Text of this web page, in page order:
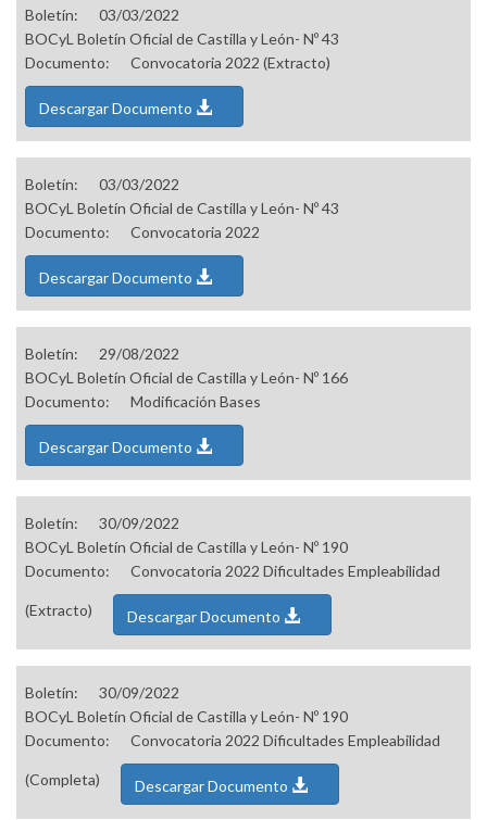
Boletín:
03/03/2022
BOCyL Boletín Oficial de Castilla y León- Nº 43
Documento:
Convocatoria 2022 (Extracto)
Descargar Documento
Boletín:
03/03/2022
BOCyL Boletín Oficial de Castilla y León- Nº 43
Documento:
Convocatoria 2022
Descargar Documento
Boletín:
29/08/2022
BOCyL Boletín Oficial de Castilla y León- Nº 166
Documento:
Modificación Bases
Descargar Documento
Boletín:
30/09/2022
BOCyL Boletín Oficial de Castilla y León- Nº 190
Documento:
Convocatoria 2022 Dificultades Empleabilidad
(Extracto) Descargar Documento
Boletín:
30/09/2022
BOCyL Boletín Oficial de Castilla y León- Nº 190
Documento:
Convocatoria 2022 Dificultades Empleabilidad
(Completa) Descargar Documento